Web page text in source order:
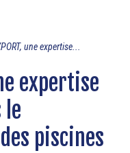
une expertise...
expertise
le
piscines